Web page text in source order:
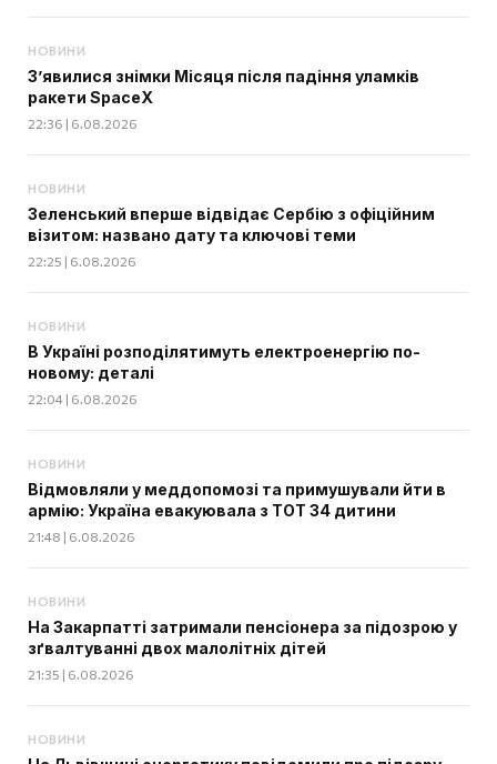
НОВИНИ
З’явилися знімки Місяця після падіння уламків
ракети SpaceX
22:36 | 6.08.2026
НОВИНИ
Зеленський вперше відвідає Сербію з офіційним
візитом: названо дату та ключові теми
22:25 | 6.08.2026
НОВИНИ
В Україні розподілятимуть електроенергію по-
новому: деталі
22:04 | 6.08.2026
НОВИНИ
Відмовляли у меддопомозі та примушували йти в
армію: Україна евакуювала з ТОТ 34 дитини
21:48 | 6.08.2026
НОВИНИ
На Закарпатті затримали пенсіонера за підозрою у
зґвалтуванні двох малолітніх дітей
21:35 | 6.08.2026
НОВИНИ